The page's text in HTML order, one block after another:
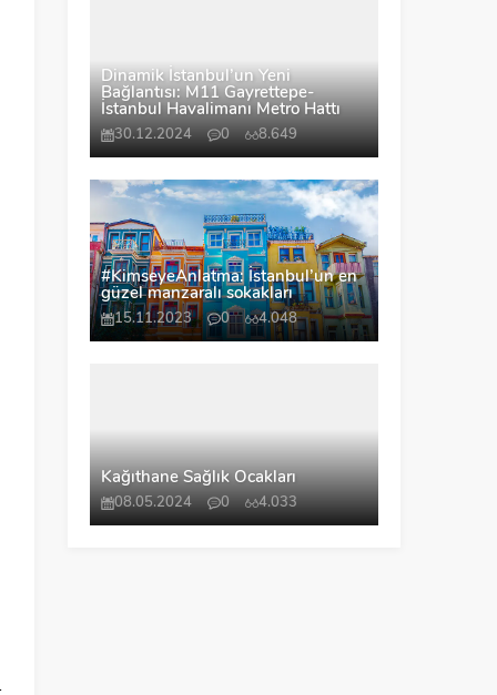
Dinamik İstanbul’un Yeni
Bağlantısı: M11 Gayrettepe-
İstanbul Havalimanı Metro Hattı
30.12.2024 0 8.649
#KimseyeAnlatma: İstanbul’un en
güzel manzaralı sokakları
15.11.2023 0 4.048
Kağıthane Sağlık Ocakları
08.05.2024 0 4.033